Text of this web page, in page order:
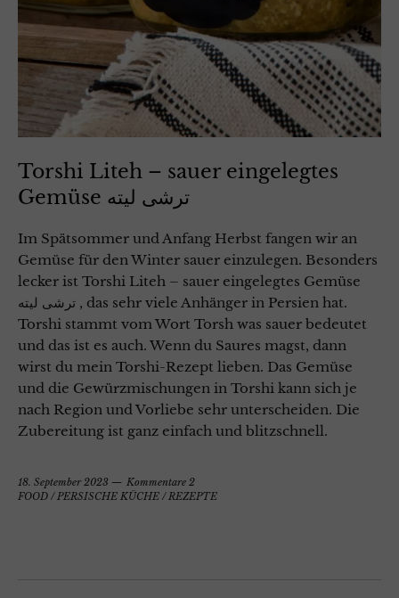
Torshi Liteh – sauer eingelegtes
Gemüse ترشی لیته
Im Spätsommer und Anfang Herbst fangen wir an
Gemüse für den Winter sauer einzulegen. Besonders
lecker ist Torshi Liteh – sauer eingelegtes Gemüse
ترشی لیته , das sehr viele Anhänger in Persien hat.
Torshi stammt vom Wort Torsh was sauer bedeutet
und das ist es auch. Wenn du Saures magst, dann
wirst du mein Torshi-Rezept lieben. Das Gemüse
und die Gewürzmischungen in Torshi kann sich je
nach Region und Vorliebe sehr unterscheiden. Die
Zubereitung ist ganz einfach und blitzschnell.
18. September 2023
Kommentare 2
FOOD / PERSISCHE KÜCHE / REZEPTE